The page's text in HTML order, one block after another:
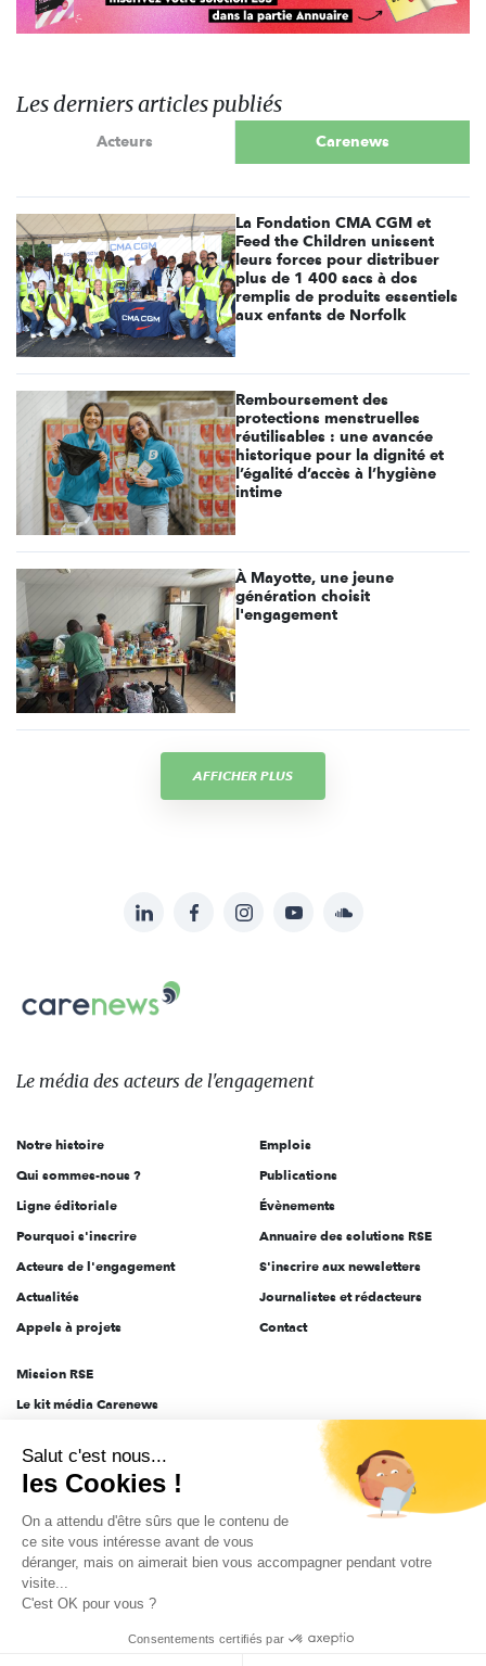
Les derniers articles publiés
Acteurs Carenews
La Fondation CMA CGM et
Feed the Children unissent
leurs forces pour distribuer
plus de 1 400 sacs à dos
remplis de produits essentiels
aux enfants de Norfolk
Remboursement des
protections menstruelles
réutilisables : une avancée
historique pour la dignité et
l’égalité d’accès à l’hygiène
intime
À Mayotte, une jeune
génération choisit
l'engagement
AFFICHER PLUS
sur:
LinkedInFacebookInstagramYouTubeSoundcloud
Carenews,
Le
des
l'engagement
Le média des acteurs de l'engagement
Notre histoire
Qui sommes-nous ?
Ligne éditoriale
Pourquoi s'inscrire
Acteurs de l'engagement
Actualités
Appels à projets
Emplois
Publications
Évènements
Annuaire des solutions RSE
S'inscrire aux newsletters
Journalistes et rédacteurs
Contact
Mission RSE
Le kit média Carenews
AEF info
Novethic
PRODURABLE
Inclusiv Day
Données personnelles Mentions légales 2025-2026 Tout droits réservés
Salut c'est nous...
les Cookies !
On a attendu d'être sûrs que le contenu de
ce site vous intéresse avant de vous
déranger, mais on aimerait bien vous accompagner pendant votre
visite...
C'est OK pour vous ?
Consentements certifiés par